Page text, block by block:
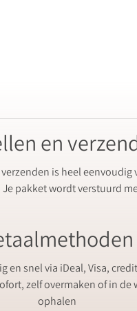
en
is heel eenvoudig
pakket wordt verstuurd
en snel via iDeal, Visa,
zelf overmaken of in de
ophalen